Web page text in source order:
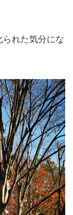
られた気分にな